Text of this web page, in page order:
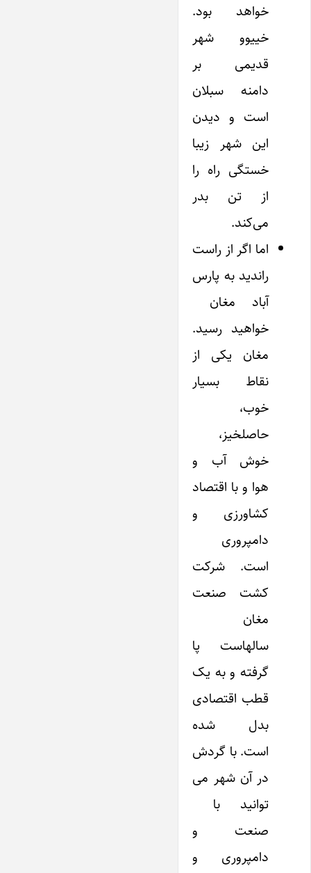
خواهد بود.
خییوو شهر
قدیمی بر
دامنه سبلان
است و دیدن
این شهر زیبا
خستگی راه را
از تن بدر
می‌کند.
اما اگر از راست
راندید به پارس
آباد مغان
خواهید رسید.
مغان یکی از
نقاط بسیار
خوب،
حاصلخیز،
خوش آب و
هوا و با اقتصاد
کشاورزی و
دامپروری
است. شرکت
کشت صنعت
مغان
سالهاست پا
گرفته و به یک
قطب اقتصادی
بدل شده
است. با گردش
در آن شهر می
توانید با
صنعت و
دامپروری و